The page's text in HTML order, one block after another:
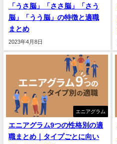
「うさ脳」「ささ脳」「さう
脳」「うう脳」の特徴と適職
まとめ
2023年4月8日
エニアグラム
エニアグラム9つの性格別の適
職まとめ｜タイプごとに向い